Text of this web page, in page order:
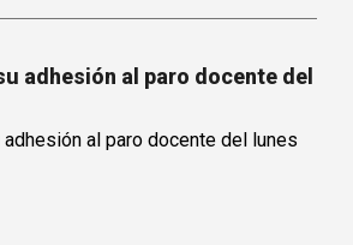
adhesión al paro docente del